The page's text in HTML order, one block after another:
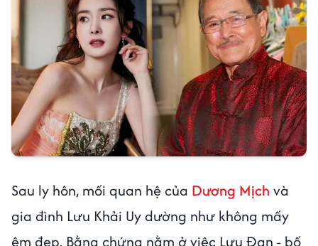
Sau ly hôn, mối quan hệ của Dương Mịch và
gia đình Lưu Khải Uy dường như không mấy
êm đẹp. Bằng chứng nằm ở việc Lưu Đan - bố